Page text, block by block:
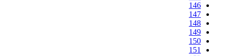
146
147
148
149
150
151